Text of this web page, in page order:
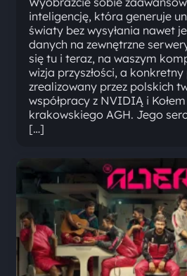
inteligencję, która generuje
światy bez wysyłania nawet
danych na zewnętrzne
się tu i teraz, na waszym
wizja przyszłości, a
zrealizowany przez polskich
współpracy z NVIDIĄ i
krakowskiego AGH. Jego
[…]